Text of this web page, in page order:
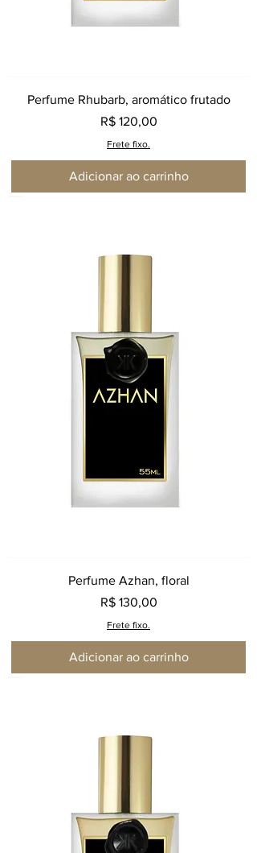
Perfume Rhubarb, aromático frutado
Preço
R$ 120,00
Frete fixo.
Adicionar ao carrinho
Perfume Azhan, floral
Preço
R$ 130,00
Frete fixo.
Adicionar ao carrinho